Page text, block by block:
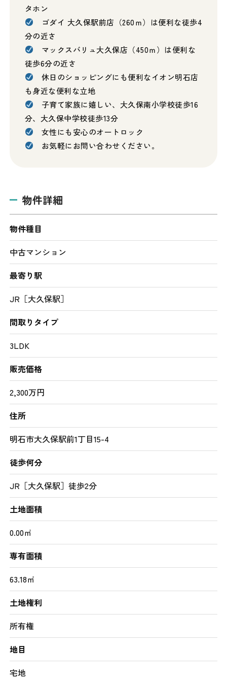
タホン
ゴダイ 大久保駅前店（260ｍ）は便利な徒歩4
分の近さ
マックスバリュ大久保店（450ｍ）は便利な
徒歩6分の近さ
休日のショッピングにも便利なイオン明石店
も身近な便利な立地
子育て家族に嬉しい、大久保南小学校徒歩16
分、大久保中学校徒歩13分
女性にも安心のオートロック
お気軽にお問い合わせください。
物件詳細
物件種目
中古マンション
最寄り駅
JR［大久保駅］
間取りタイプ
3LDK
販売価格
2,300万円
住所
明石市大久保駅前1丁目15-4
徒歩何分
JR［大久保駅］徒歩2分
土地面積
0.00㎡
専有面積
63.18㎡
土地権利
所有権
地目
宅地